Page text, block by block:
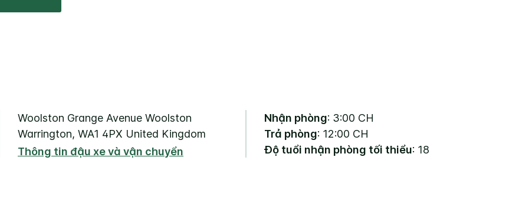
Woolston Grange Avenue Woolston
Warrington, WA1 4PX United Kingdom
Thông tin đậu xe và vận chuyển
Nhận phòng: 3:00 CH
Trả phòng: 12:00 CH
Độ tuổi nhận phòng tối thiểu: 18